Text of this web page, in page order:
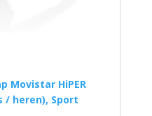
/ heren), Sport